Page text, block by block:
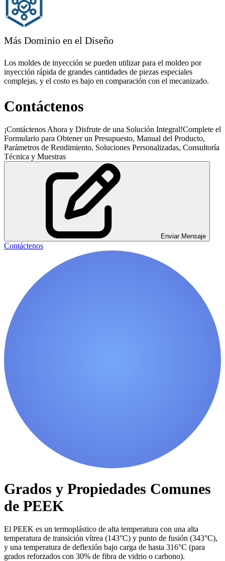
Más Dominio en el Diseño
Los moldes de inyección se pueden utilizar para el moldeo por
inyección rápida de grandes cantidades de piezas especiales
complejas, y el costo es bajo en comparación con el mecanizado.
Contáctenos
¡Contáctenos Ahora y Disfrute de una Solución Integral!Complete el
Formulario para Obtener un Presupuesto, Manual del Producto,
Parámetros de Rendimiento, Soluciones Personalizadas, Consultoría
Técnica y Muestras
Enviar Mensaje
Contáctenos
Grados y Propiedades Comunes
de PEEK
El PEEK es un termoplástico de alta temperatura con una alta
temperatura de transición vítrea (143°C) y punto de fusión (343°C),
y una temperatura de deflexión bajo carga de hasta 316°C (para
grados reforzados con 30% de fibra de vidrio o carbono).